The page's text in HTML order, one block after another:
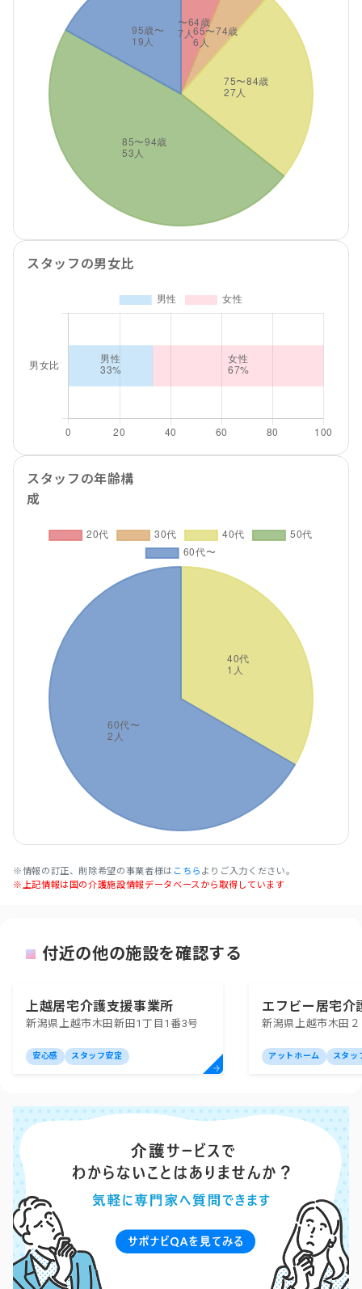
スタッフの男女比
スタッフの年齢構
成
※情報の訂正、削除希望の事業者様は こちら よりご入力ください。
※上記情報は国の介護施設情報データベースから取得しています
付近の他の施設を確認する
上越居宅介護支援事業所
新潟県上越市木田新田1丁目1番3号
安心感 スタッフ安定
エフビー居宅介
上越
新潟県上越市木田
アットホーム スタッ